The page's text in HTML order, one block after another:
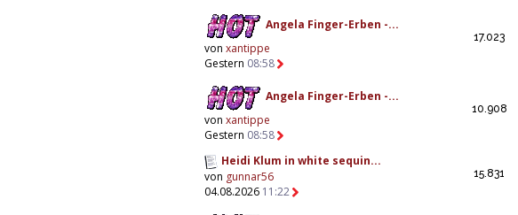
Angela Finger-Erben -...
von xantippe
Gestern 08:58
17.023
Angela Finger-Erben -...
von xantippe
Gestern 08:58
10.908
Heidi Klum in white sequin...
von gunnar56
04.08.2026 11:22
15.831